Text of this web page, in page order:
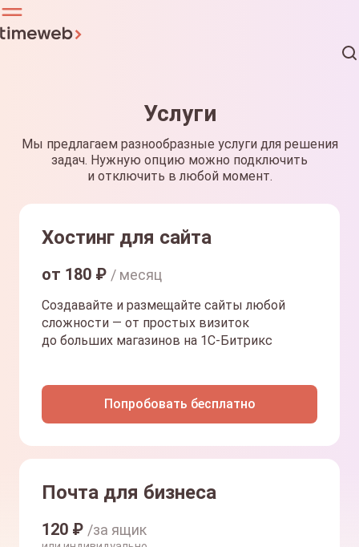
Услуги
Мы предлагаем разнообразные услуги для решения
задач. Нужную опцию можно подключить
и отключить в любой момент.
Хостинг для сайта
от 180 ₽ / месяц
Создавайте и размещайте сайты любой
сложности — от простых визиток
до больших магазинов на 1С-Битрикс
Попробовать бесплатно
Почта для бизнеса
120 ₽ /за ящик